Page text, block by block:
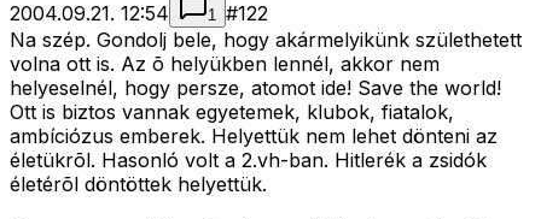
2004.09.21. 12:54 1 #122
Na szép. Gondolj bele, hogy akármelyikünk születhetett
volna ott is. Az õ helyükben lennél, akkor nem
helyeselnél, hogy persze, atomot ide! Save the world!
Ott is biztos vannak egyetemek, klubok, fiatalok,
ambíciózus emberek. Helyettük nem lehet dönteni az
életükrõl. Hasonló volt a 2.vh-ban. Hitlerék a zsidók
életérõl döntöttek helyettük.